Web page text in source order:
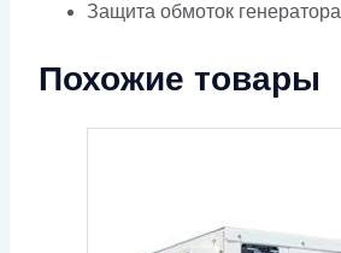
Защита обмоток генератора
Похожие товары